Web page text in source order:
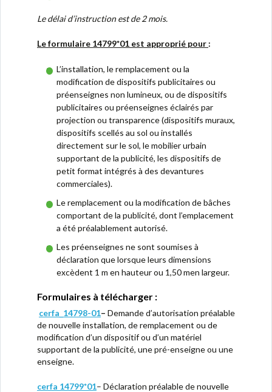
Le délai d’instruction est de 2 mois.
Le formulaire 14799*01 est approprié pour :
L’installation, le remplacement ou la
modification de dispositifs publicitaires ou
préenseignes non lumineux, ou de dispositifs
publicitaires ou préenseignes éclairés par
projection ou transparence (dispositifs muraux,
dispositifs scellés au sol ou installés
directement sur le sol, le mobilier urbain
supportant de la publicité, les dispositifs de
petit format intégrés à des devantures
commerciales).
Le remplacement ou la modification de bâches
comportant de la publicité, dont l’emplacement
a été préalablement autorisé.
Les préenseignes ne sont soumises à
déclaration que lorsque leurs dimensions
excèdent 1 m en hauteur ou 1,50 men largeur.
Formulaires à télécharger :
cerfa_14798-01– Demande d’autorisation préalable
de nouvelle installation, de remplacement ou de
modification d’un dispositif ou d’un matériel
supportant de la publicité, une pré-enseigne ou une
enseigne.
cerfa 14799*01– Déclaration préalable de nouvelle